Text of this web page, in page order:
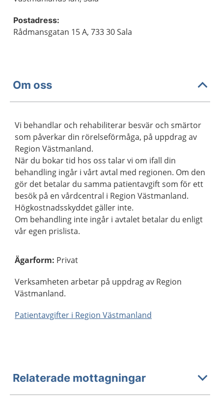
Postadress:
Rådmansgatan 15 A, 733 30 Sala
Om oss
Vi behandlar och rehabiliterar besvär och smärtor
som påverkar din rörelseförmåga, på uppdrag av
Region Västmanland.
När du bokar tid hos oss talar vi om ifall din
behandling ingår i vårt avtal med regionen. Om den
gör det betalar du samma patientavgift som för ett
besök på en vårdcentral i Region Västmanland.
Högkostnadsskyddet gäller inte.
Om behandling inte ingår i avtalet betalar du enligt
vår egen prislista.
Ägarform: Privat
Verksamheten arbetar på uppdrag av Region
Västmanland.
Patientavgifter i Region Västmanland
Relaterade mottagningar